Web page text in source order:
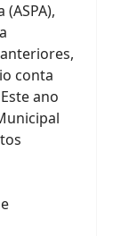
anteriores,
conta
ano